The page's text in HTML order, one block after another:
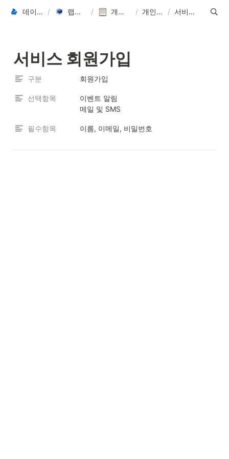
데이터씨 Datasee / 랩스바이 LabsBy / 개인정보처리방침 / 개인정보 처리 / 서비스 회원가입
서비스 회원가입
구분 회원가입
선택항목
이벤트 알림
메일 및 SMS
필수항목 이름, 이메일, 비밀번호